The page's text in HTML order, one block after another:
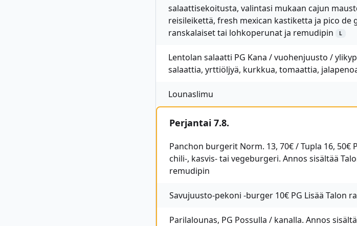
salaattisekoitusta, valintasi mukaan cajun
reisileikettä, fresh mexican kastiketta ja pico de
ranskalaiset tai lohkoperunat ja remudipin
L
Lentolan salaatti PG Kana / vuohenjuusto /
salaattia, yrttiöljyä, kurkkua, tomaattia,
Lounaslimu
Perjantai 7.8.
Panchon burgerit Norm. 13, 70€ / Tupla 16, 50€
chili-, kasvis- tai vegeburgeri. Annos sisältää
remudipin
Savujuusto-pekoni -burger 10€ PG Lisää Talon
Parilalounas, PG Possulla / kanalla. Annos